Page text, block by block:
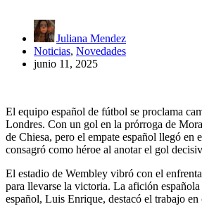
Juliana Mendez
Noticias, Novedades
junio 11, 2025
El equipo español de fútbol se proclama
Londres. Con un gol en la prórroga de
de Chiesa, pero el empate español llegó
consagró como héroe al anotar el gol
El estadio de Wembley vibró con el
para llevarse la victoria. La afición
español, Luis Enrique, destacó el trabajo